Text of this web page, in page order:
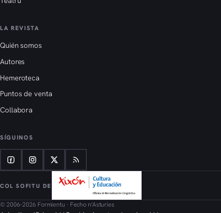
LA REVISTA
Quién somos
Autores
Hemeroteca
Puntos de venta
Collabora
SÍGUINOS
COL SOFITU DE
© 2006–2026 Formientu · Fecho n'Asturies